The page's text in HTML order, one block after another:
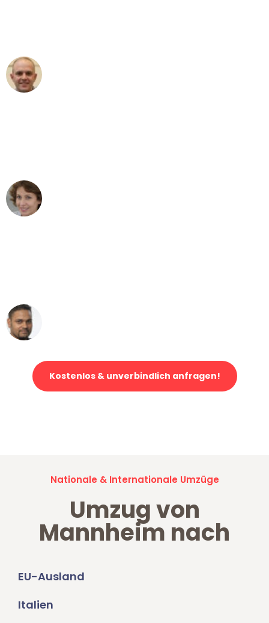
Kostenlos & unverbindlich anfragen!
Nationale & Internationale Umzüge
Umzug von
Mannheim nach
EU-Ausland
Italien